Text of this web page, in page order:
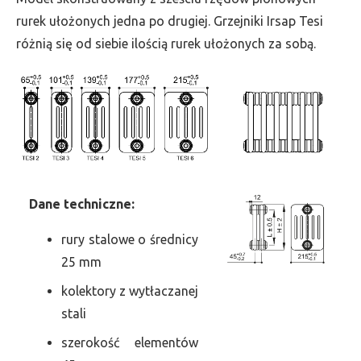
szer.
540,
4431
rurek ułożonych jedna po drugiej. Grzejniki Irsap Tesi
różnią się od siebie ilością rurek ułożonych za sobą.
Dane techniczne:
rury stalowe o średnicy
25 mm
kolektory z wytłaczanej
stali
szerokość elementów